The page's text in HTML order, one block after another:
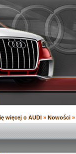
więcej o AUDI » Nowości »